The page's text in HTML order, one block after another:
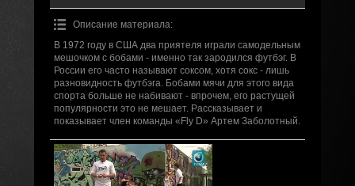
Описание материала:
В 1972 году в США два приятеля играли самодельным
мешочком с бобами - именно так зародился футбэг. В
России его часто называют соксом, хотя сокс - лишь
разновидность футбэга. Бобами мячи для этого вида
спорта больше не набивают - впрочем, его растущей
популярности это не мешает. Рассказывает и
показывает член команды «Fly D» Артем Заболотный.